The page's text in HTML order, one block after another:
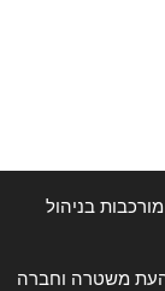
מורכבות בניהול
משטרה וחברה